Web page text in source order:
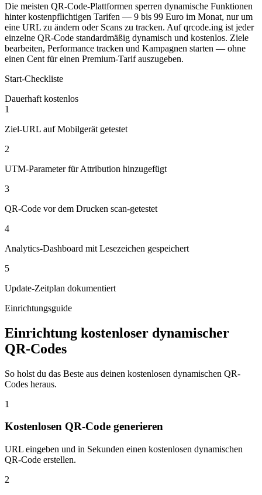
Die meisten QR-Code-Plattformen sperren dynamische Funktionen
hinter kostenpflichtigen Tarifen — 9 bis 99 Euro im Monat, nur um
eine URL zu ändern oder Scans zu tracken. Auf qrcode.ing ist jeder
einzelne QR-Code standardmäßig dynamisch und kostenlos. Ziele
bearbeiten, Performance tracken und Kampagnen starten — ohne
einen Cent für einen Premium-Tarif auszugeben.
Start-Checkliste
Dauerhaft kostenlos
1
Ziel-URL auf Mobilgerät getestet
2
UTM-Parameter für Attribution hinzugefügt
3
QR-Code vor dem Drucken scan-getestet
4
Analytics-Dashboard mit Lesezeichen gespeichert
5
Update-Zeitplan dokumentiert
Einrichtungsguide
Einrichtung kostenloser dynamischer
QR-Codes
So holst du das Beste aus deinen kostenlosen dynamischen QR-
Codes heraus.
1
Kostenlosen QR-Code generieren
URL eingeben und in Sekunden einen kostenlosen dynamischen
QR-Code erstellen.
2